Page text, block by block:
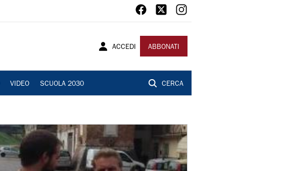
ACCEDI ABBONATI
VIDEO SCUOLA 2030 CERCA